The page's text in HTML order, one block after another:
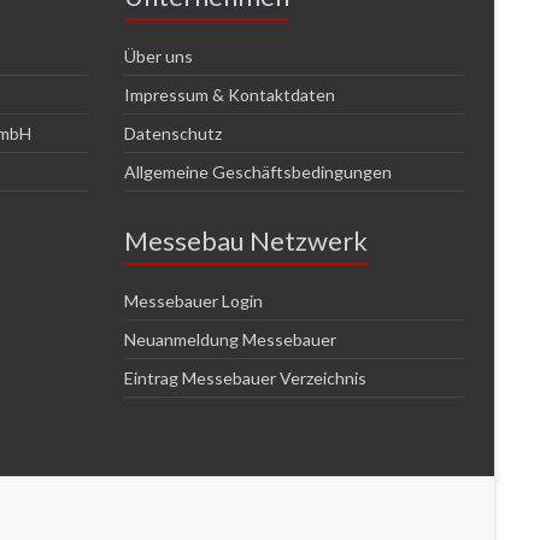
Über uns
Impressum & Kontaktdaten
Datenschutz
Allgemeine Geschäftsbedingungen
Messebau Netzwerk
Messebauer Login
Neuanmeldung Messebauer
Eintrag Messebauer Verzeichnis